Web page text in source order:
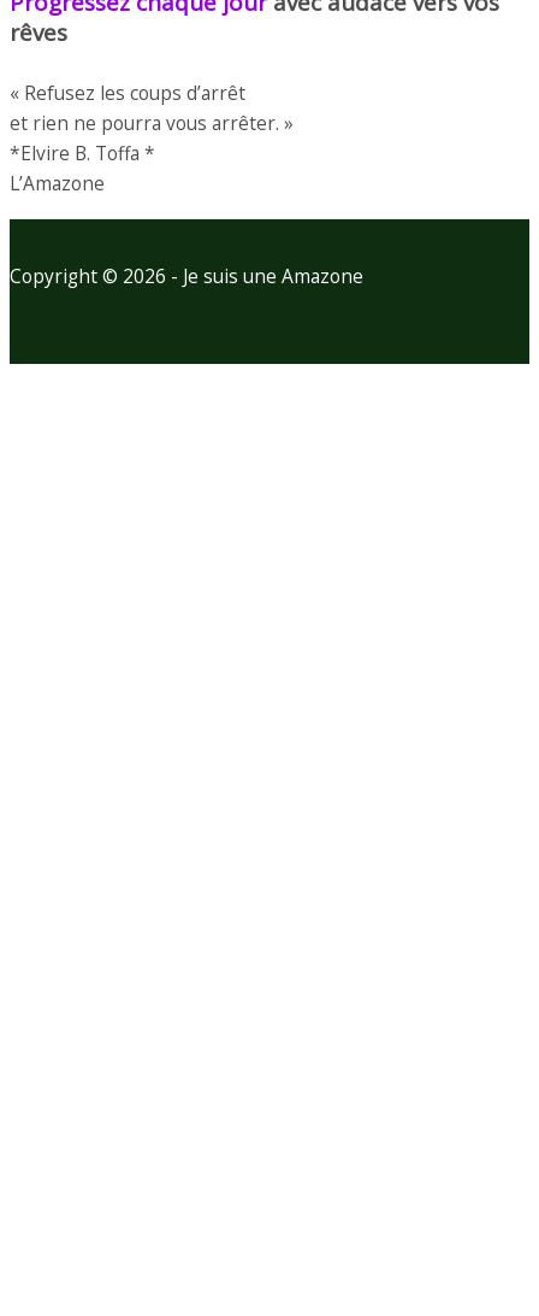
rêves
« Refusez les coups d’arrêt
et rien ne pourra vous arrêter. »
*Elvire B. Toffa *
L’Amazone
Copyright © 2026 - Je suis une Amazone